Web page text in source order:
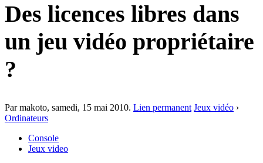
Des licences libres dans
un jeu vidéo propriétaire
?
Par makoto, samedi, 15 mai 2010. Lien permanent Jeux vidéo ›
Ordinateurs
Console
Jeux video